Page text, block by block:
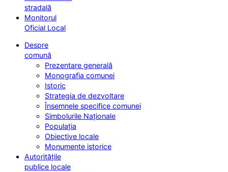
stradală
Monitorul
Oficial Local
Despre
comună
Prezentare generală
Monografia comunei
Istoric
Strategia de dezvoltare
Însemnele specifice comunei
Simbolurile Naționale
Populația
Obiective locale
Monumente istorice
Autoritățile
publice locale